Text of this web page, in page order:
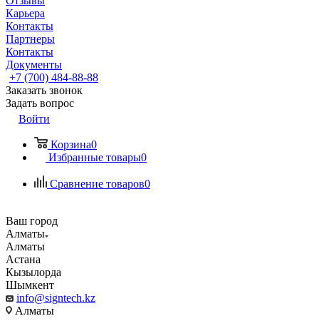
Карьера
Контакты
Партнеры
Контакты
Документы
+7 (700) 484-88-88
Заказать звонок
Задать вопрос
Войти
Корзина0
Избранные товары0
Сравнение товаров0
Ваш город
Алматы
Алматы
Астана
Кызылорда
Шымкент
info@signtech.kz
Алматы